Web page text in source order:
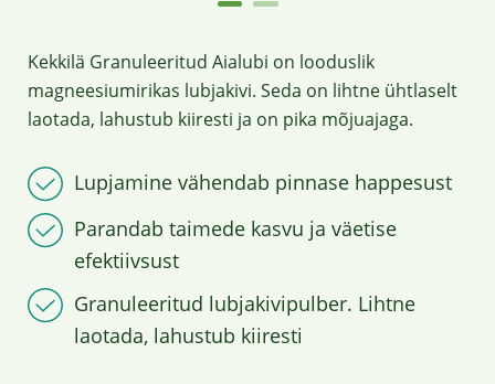
Kekkilä Granuleeritud Aialubi on looduslik
magneesiumirikas lubjakivi. Seda on lihtne ühtlaselt
laotada, lahustub kiiresti ja on pika mõjuajaga.
Lupjamine vähendab pinnase happesust
Parandab taimede kasvu ja väetise
efektiivsust
Granuleeritud lubjakivipulber. Lihtne
laotada, lahustub kiiresti